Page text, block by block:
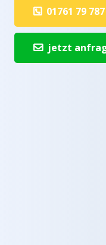
01761 79
jetzt